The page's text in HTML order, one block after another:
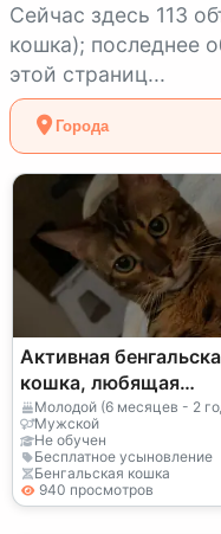
Сейчас здесь 113
кошка); последнее
этой страниц...
Города
Активная
кошка, любящая
исследовать дом
Молодой (6 месяцев - 2
Мужской
Не обучен
Бесплатное усыновление
Бенгальская кошка
940 просмотров